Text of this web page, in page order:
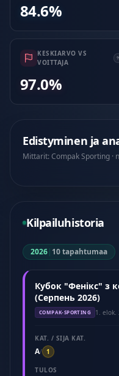
84.6%
KESKIARVO VS
VOITTAJA
97.0%
Edistyminen ja
Mittarit: Compak Sporting
Kilpailuhistoria
2026| 10 tapahtumaa
Кубок "Фенікс" з
(Серпень 2026)
COMPAK-SPORTING 1. elok.
KAT. / SIJA KAT.
A/ 1
TULOS